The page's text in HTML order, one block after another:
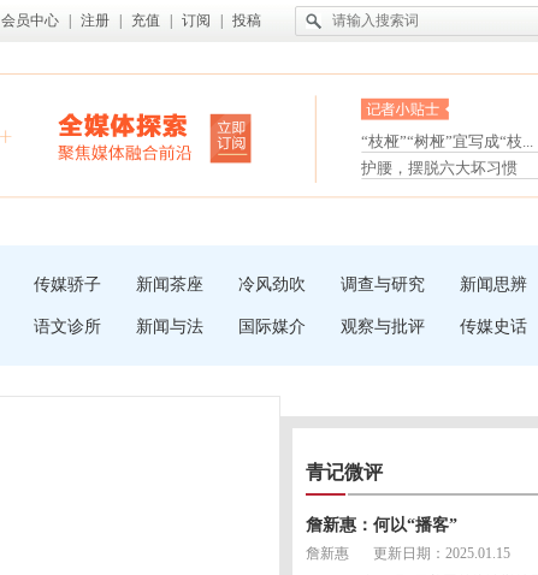
会员中心 注册 充值 订阅 投稿
眼白变红或是结膜下出血
“枝桠”“树桠”宜写成“枝...
夏天缓解疲劳有三招
护腰，摆脱六大坏习惯
受伤了冰敷还是热敷
传媒骄子 新闻茶座 冷风劲吹 调查与研究 新闻思辨
语文诊所 新闻与法 国际媒介 观察与批评 传媒史话
青记微评
詹新惠：何以“播客”
詹新惠
更新日期：2025.01.15